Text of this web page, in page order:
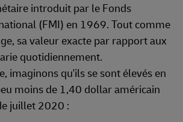
introduit par le Fonds
(FMI) en 1969. Tout comme
sa valeur exacte par rapport aux
quotidiennement.
imaginons qu'ils se sont élevés en
moins de 1,40 dollar américain
juillet 2020 :